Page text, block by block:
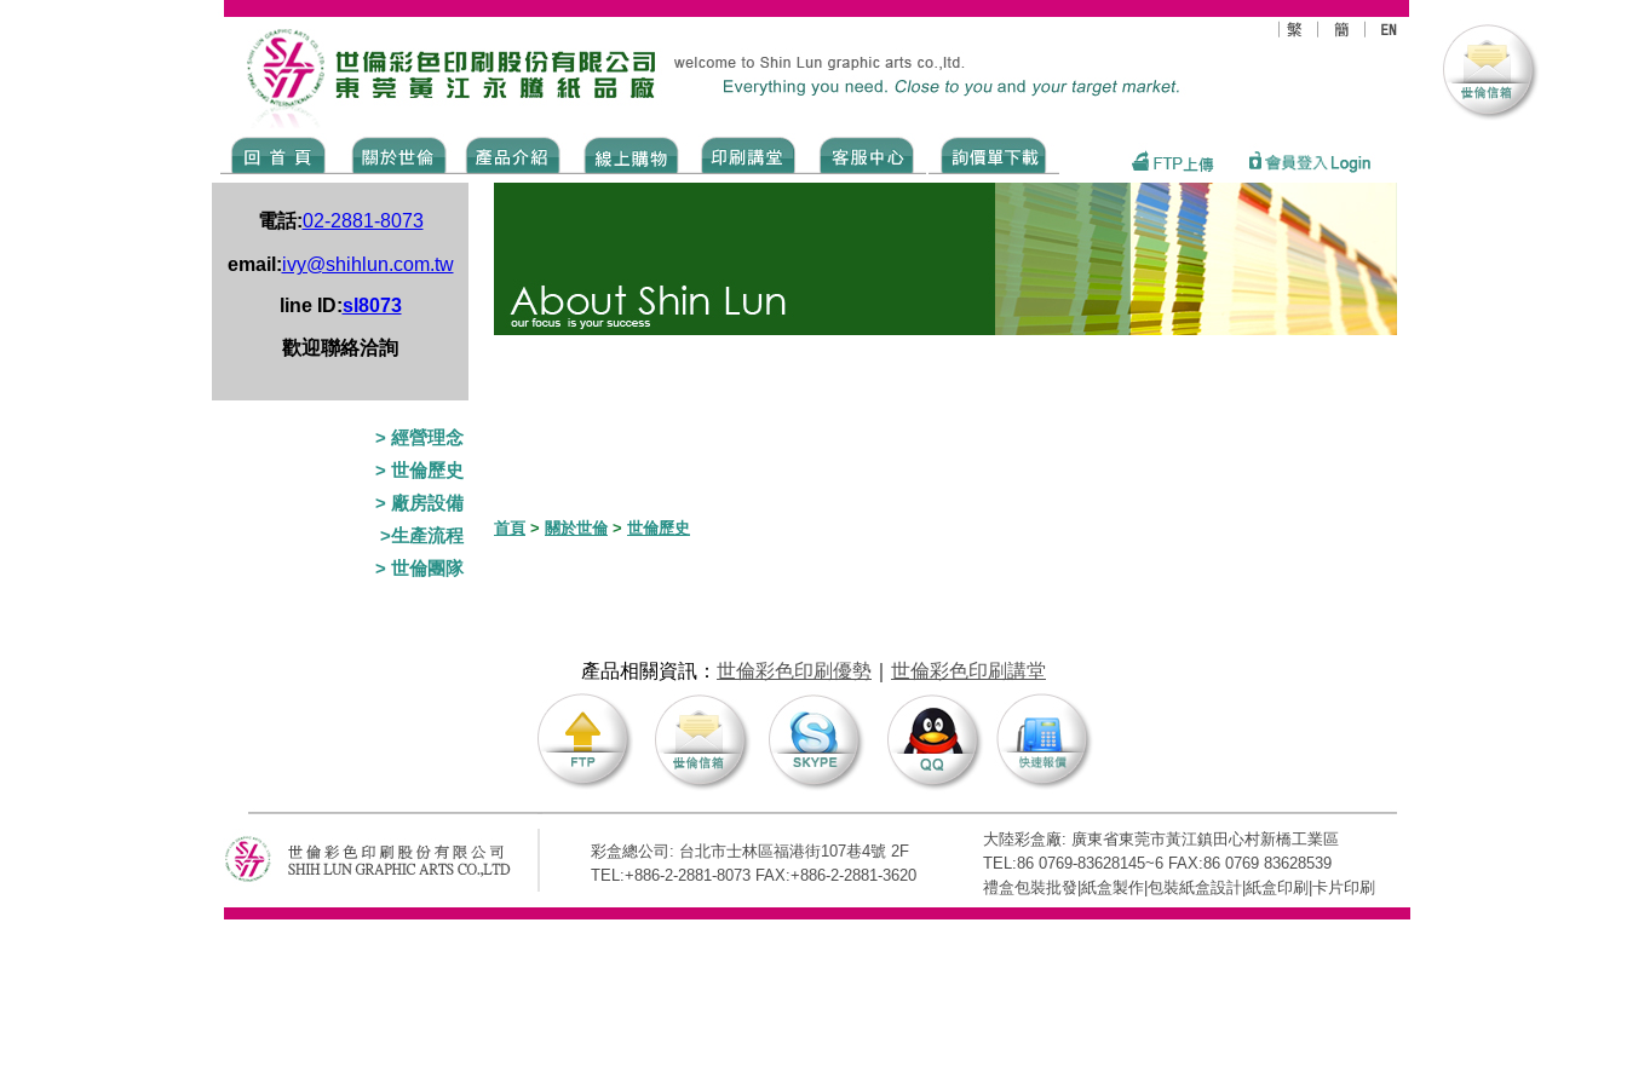
電話:02-2881-8073
email:ivy@shihlun.com.tw
line ID:sl8073
歡迎聯絡洽詢
> 經營理念
> 世倫歷史
> 廠房設備
>生產流程
> 世倫團隊
首頁 > 關於世倫 > 世倫歷史
產品相關資訊 ： 世倫彩色印刷優勢 世倫彩色印刷講堂
彩盒總公司: 台北市士林區福港街107巷4號 2F
TEL:+886-2-2881-8073 FAX:+886-2-2881-3620
大陸彩盒廠: 廣東省東莞市黃江鎮田心村新橋工業區
TEL:86 0769-83628145~6 FAX:86 0769 83628539
禮盒包裝批發|紙盒製作|包裝紙盒設計| 紙盒印刷 |卡片印刷